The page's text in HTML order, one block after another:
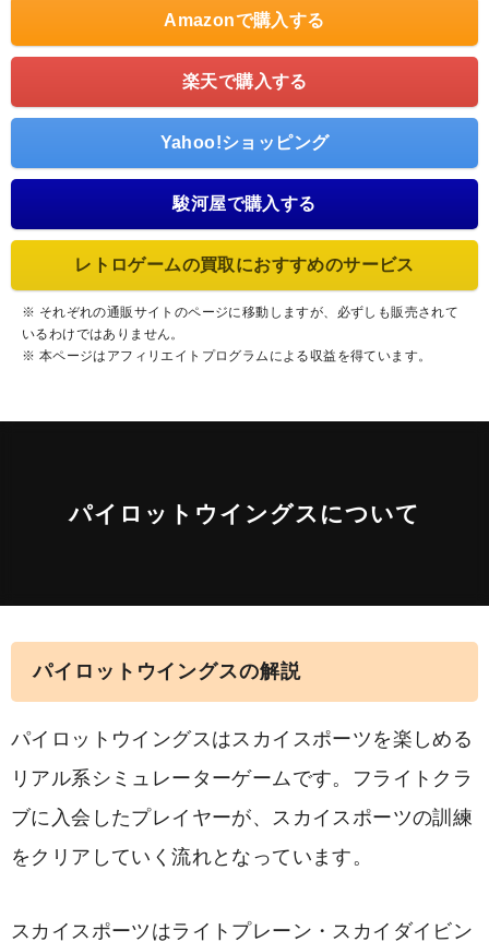
Amazonで購入する
楽天で購入する
Yahoo!ショッピング
駿河屋で購入する
レトロゲームの買取におすすめのサービス
※ それぞれの通販サイトのページに移動しますが、必ずしも販売されて
いるわけではありません。
※ 本ページはアフィリエイトプログラムによる収益を得ています。
パイロットウイングスについて
パイロットウイングスの解説
パイロットウイングスはスカイスポーツを楽しめる
リアル系シミュレーターゲームです。フライトクラ
ブに入会したプレイヤーが、スカイスポーツの訓練
をクリアしていく流れとなっています。
スカイスポーツはライトプレーン・スカイダイビン